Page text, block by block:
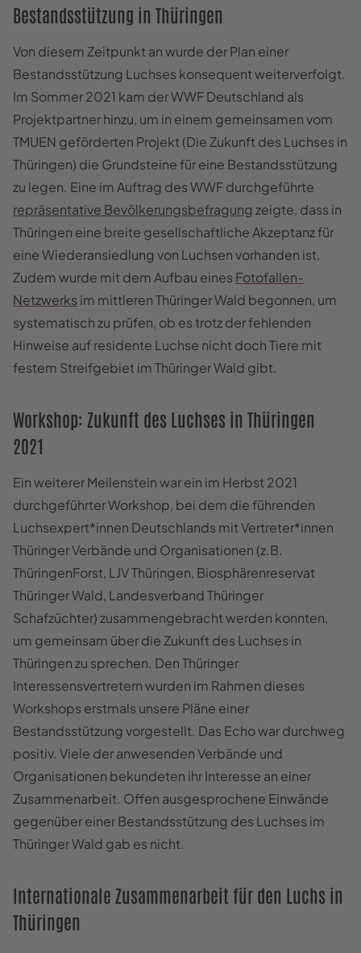
Bestandsstützung in Thüringen
Von diesem Zeitpunkt an wurde der Plan einer
Bestandsstützung Luchses konsequent weiterverfolgt.
Im Sommer 2021 kam der WWF Deutschland als
Projektpartner hinzu, um in einem gemeinsamen vom
TMUEN geförderten Projekt (Die Zukunft des Luchses in
Thüringen) die Grundsteine für eine Bestandsstützung
zu legen. Eine im Auftrag des WWF durchgeführte
repräsentative Bevölkerungsbefragung zeigte, dass in
Thüringen eine breite gesellschaftliche Akzeptanz für
eine Wiederansiedlung von Luchsen vorhanden ist.
Zudem wurde mit dem Aufbau eines Fotofallen-
Netzwerks im mittleren Thüringer Wald begonnen, um
systematisch zu prüfen, ob es trotz der fehlenden
Hinweise auf residente Luchse nicht doch Tiere mit
festem Streifgebiet im Thüringer Wald gibt.
Workshop: Zukunft des Luchses in Thüringen
2021
Ein weiterer Meilenstein war ein im Herbst 2021
durchgeführter Workshop, bei dem die führenden
Luchsexpert*innen Deutschlands mit Vertreter*innen
Thüringer Verbände und Organisationen (z.B.
ThüringenForst, LJV Thüringen, Biosphärenreservat
Thüringer Wald, Landesverband Thüringer
Schafzüchter) zusammengebracht werden konnten,
um gemeinsam über die Zukunft des Luchses in
Thüringen zu sprechen. Den Thüringer
Interessensvertretern wurden im Rahmen dieses
Workshops erstmals unsere Pläne einer
Bestandsstützung vorgestellt. Das Echo war durchweg
positiv. Viele der anwesenden Verbände und
Organisationen bekundeten ihr Interesse an einer
Zusammenarbeit. Offen ausgesprochene Einwände
gegenüber einer Bestandsstützung des Luchses im
Thüringer Wald gab es nicht.
Internationale Zusammenarbeit für den Luchs in
Thüringen